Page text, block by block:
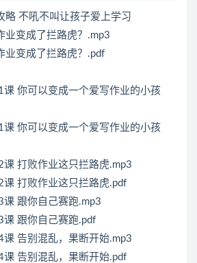
略 不吼不叫让孩子爱上学习
业变成了拦路虎？.mp3
业变成了拦路虎？.pdf
你可以变成一个爱写作业的小孩
你可以变成一个爱写作业的小孩
打败作业这只拦路虎.mp3
打败作业这只拦路虎.pdf
跟你自己赛跑.mp3
跟你自己赛跑.pdf
告别混乱，果断开始.mp3
告别混乱，果断开始.pdf